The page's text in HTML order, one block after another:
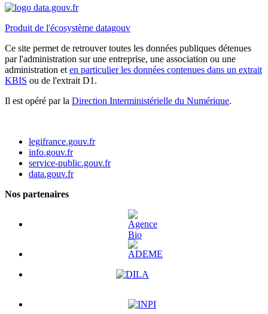
Produit de l'écosystème datagouv
Ce site permet de retrouver toutes les données publiques détenues
par l'administration sur une entreprise, une association ou une
administration et en particulier les données contenues dans un extrait
KBIS ou de l'extrait D1.
Il est opéré par la Direction Interministérielle du Numérique.
legifrance.gouv.fr
info.gouv.fr
service-public.gouv.fr
data.gouv.fr
Nos partenaires